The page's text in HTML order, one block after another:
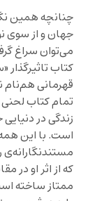
چنانچه همین
جهان و از سوی
می‌توان سراغ
کتاب
قهرمانی هم‌نام
تمام کتاب لحنی
زندگی در
است. با این همه
که از اثر او در
ممتاز ساخته